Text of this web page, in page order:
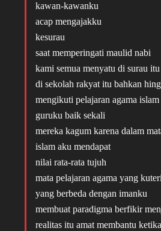
kawan-kawanku
acap mengajakku
kesurau
saat memperingati maulid nabi
kami semua menyatu di surau itu
di sekolah rakyat itu bahkan
mengikuti pelajaran agama islam
guruku baik sekali
mereka kagum karena dalam
islam aku mendapat
nilai rata-rata tujuh
mata pelajaran agama yang
yang berbeda dengan imanku
membuat paradigma berfikir
realitas itu amat membantu